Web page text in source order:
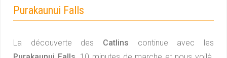
Purakaunui Falls
La découverte des Catlins continue avec les